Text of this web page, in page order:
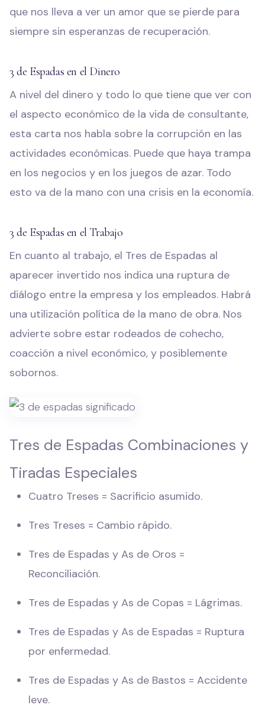
que nos lleva a ver un amor que se pierde para
siempre sin esperanzas de recuperación.
3 de Espadas en el Dinero
A nivel del dinero y todo lo que tiene que ver con
el aspecto económico de la vida de consultante,
esta carta nos habla sobre la corrupción en las
actividades económicas. Puede que haya trampa
en los negocios y en los juegos de azar. Todo
esto va de la mano con una crisis en la economía.
3 de Espadas en el Trabajo
En cuanto al trabajo, el Tres de Espadas al
aparecer invertido nos indica una ruptura de
diálogo entre la empresa y los empleados. Habrá
una utilización política de la mano de obra. Nos
advierte sobre estar rodeados de cohecho,
coacción a nivel económico, y posiblemente
sobornos.
Tres de Espadas Combinaciones y
Tiradas Especiales
Cuatro Treses = Sacrificio asumido.
Tres Treses = Cambio rápido.
Tres de Espadas y As de Oros =
Reconciliación.
Tres de Espadas y As de Copas = Lágrimas.
Tres de Espadas y As de Espadas = Ruptura
por enfermedad.
Tres de Espadas y As de Bastos = Accidente
leve.